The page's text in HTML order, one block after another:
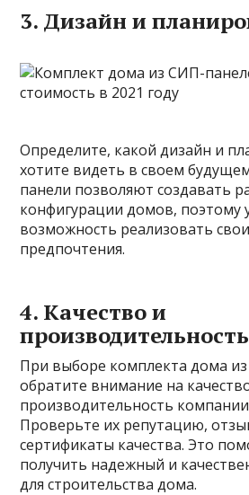
3. Дизайн и
Определите, какой дизайн и
хотите видеть в своем
панели позволяют создавать
конфигурации домов, поэтому
возможность реализовать
предпочтения.
4. Качество и
производительность
При выборе комплекта дома
обратите внимание на
производительность
Проверьте их репутацию,
сертификаты качества. Это
получить надежный и
для строительства дома.